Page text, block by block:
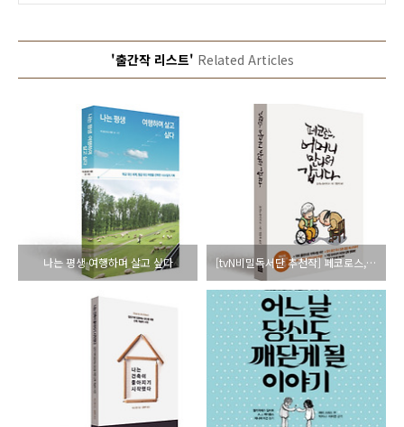
'출간작 리스트' Related Articles
나는 평생 여행하며 살고 싶다 [tvN비밀독서단 추천작] 페코로스, 어머니 만나러 갑니다